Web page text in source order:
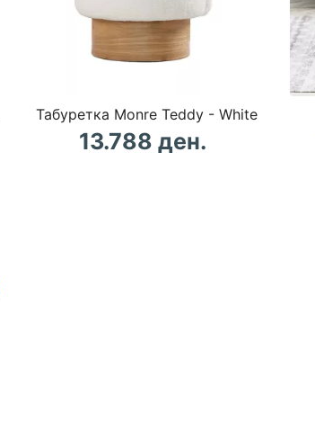
Табуретка Monre Teddy - White
13.788 ден.